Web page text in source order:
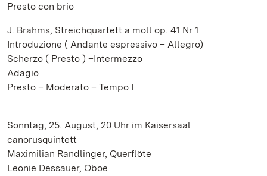
Presto con brio
J. Brahms, Streichquartett a moll op. 41 Nr 1
Introduzione ( Andante espressivo – Allegro)
Scherzo ( Presto ) –Intermezzo
Adagio
Presto – Moderato – Tempo I
Sonntag, 25. August, 20 Uhr im Kaisersaal
canorusquintett
Maximilian Randlinger, Querflöte
Leonie Dessauer, Oboe